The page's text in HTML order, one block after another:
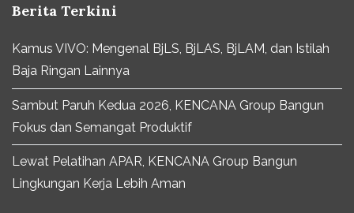
Berita Terkini
Kamus VIVO: Mengenal BjLS, BjLAS, BjLAM, dan Istilah
Baja Ringan Lainnya
Sambut Paruh Kedua 2026, KENCANA Group Bangun
Fokus dan Semangat Produktif
Lewat Pelatihan APAR, KENCANA Group Bangun
Lingkungan Kerja Lebih Aman